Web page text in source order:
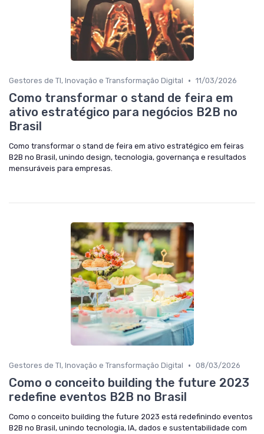
Gestores de TI, Inovação e Transformação Digital • 11/03/2026
Como transformar o stand de feira em
ativo estratégico para negócios B2B no
Brasil
Como transformar o stand de feira em ativo estratégico em feiras
B2B no Brasil, unindo design, tecnologia, governança e resultados
mensuráveis para empresas.
Gestores de TI, Inovação e Transformação Digital • 08/03/2026
Como o conceito building the future 2023
redefine eventos B2B no Brasil
Como o conceito building the future 2023 está redefinindo eventos
B2B no Brasil, unindo tecnologia, IA, dados e sustentabilidade com